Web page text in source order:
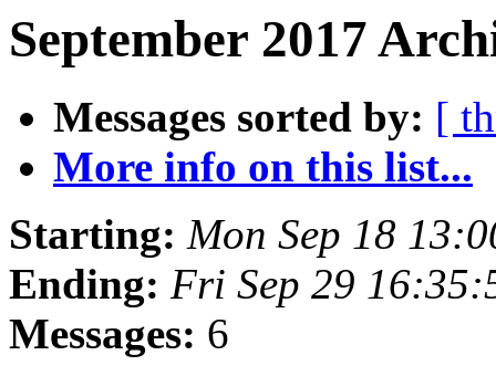
September 2017
Messages sorted by: [
More info on this list...
Starting: Mon Sep 18
Ending: Fri Sep 29
Messages: 6